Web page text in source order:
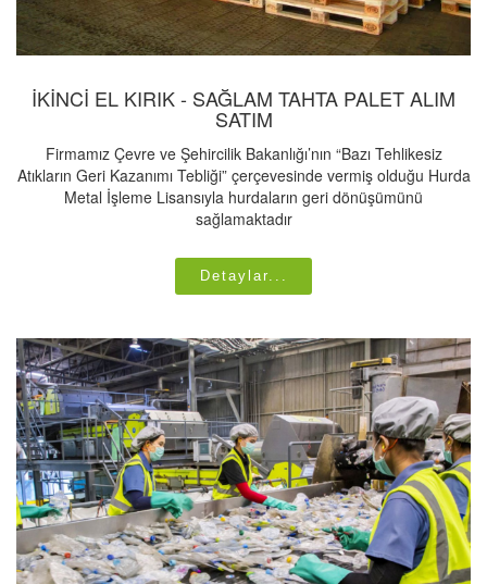
İKİNCİ EL KIRIK - SAĞLAM TAHTA PALET ALIM
SATIM
Firmamız Çevre ve Şehircilik Bakanlığı’nın “Bazı Tehlikesiz
Atıkların Geri Kazanımı Tebliği” çerçevesinde vermiş olduğu Hurda
Metal İşleme Lisansıyla hurdaların geri dönüşümünü
sağlamaktadır
Detaylar...